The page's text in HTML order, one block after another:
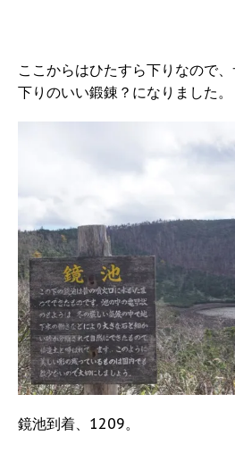
ここからはひたすら下りなので、
下りのいい鍛錬？になりました。
鏡池到着、1209。